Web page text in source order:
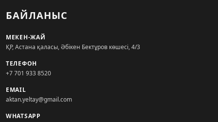
БАЙЛАНЫС
МЕКЕН-ЖАЙ
ҚР, Астана қаласы, Әбікен Бектұров көшесі, 4/3
ТЕЛЕФОН
+7 701 933 8520
EMAIL
aktan.yeltay@gmail.com
WHATSAPP